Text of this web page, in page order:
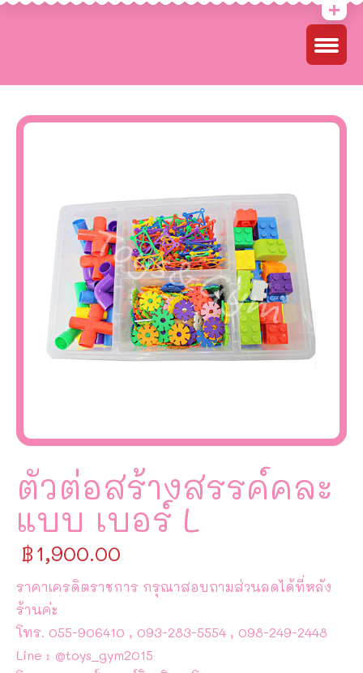
ตัวต่อสร้างสรรค์คละ
แบบ เบอร์ L
฿1,900.00
ราคาเครดิตราชการ กรุณาสอบถามส่วนลดได้ที่หลัง
ร้านค่ะ
โทร. 055-906410 , 093-283-5554 , 098-249-2448
Line : @toys_gym2015